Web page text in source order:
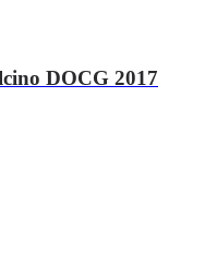
DOCG 2017